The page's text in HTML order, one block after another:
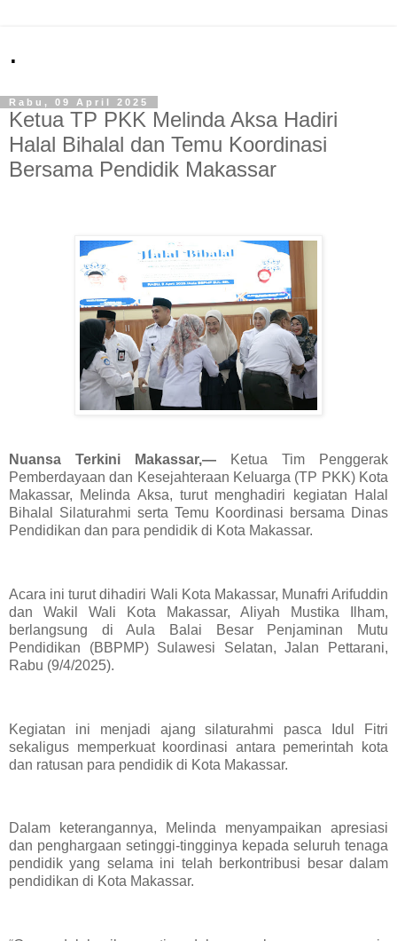
.
Rabu, 09 April 2025
Ketua TP PKK Melinda Aksa Hadiri
Halal Bihalal dan Temu Koordinasi
Bersama Pendidik Makassar
Nuansa Terkini Makassar,— Ketua Tim Penggerak
Pemberdayaan dan Kesejahteraan Keluarga (TP PKK) Kota
Makassar, Melinda Aksa, turut menghadiri kegiatan Halal
Bihalal Silaturahmi serta Temu Koordinasi bersama Dinas
Pendidikan dan para pendidik di Kota Makassar.
Acara ini turut dihadiri Wali Kota Makassar, Munafri Arifuddin
dan Wakil Wali Kota Makassar, Aliyah Mustika Ilham,
berlangsung di Aula Balai Besar Penjaminan Mutu
Pendidikan (BBPMP) Sulawesi Selatan, Jalan Pettarani,
Rabu (9/4/2025).
Kegiatan ini menjadi ajang silaturahmi pasca Idul Fitri
sekaligus memperkuat koordinasi antara pemerintah kota
dan ratusan para pendidik di Kota Makassar.
Dalam keterangannya, Melinda menyampaikan apresiasi
dan penghargaan setinggi-tingginya kepada seluruh tenaga
pendidik yang selama ini telah berkontribusi besar dalam
pendidikan di Kota Makassar.